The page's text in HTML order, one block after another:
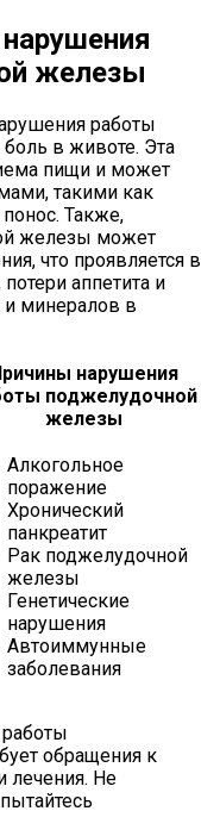
железы
работы
в животе. Эта
пищи и может
такими как
Также,
железы может
что проявляется в
аппетита и
и минералов в
нарушения
поджелудочной
железы
Алкогольное
поражение
Хронический
панкреатит
Рак поджелудочной
железы
Генетические
нарушения
Автоиммунные
заболевания
обращения к
лечения. Не